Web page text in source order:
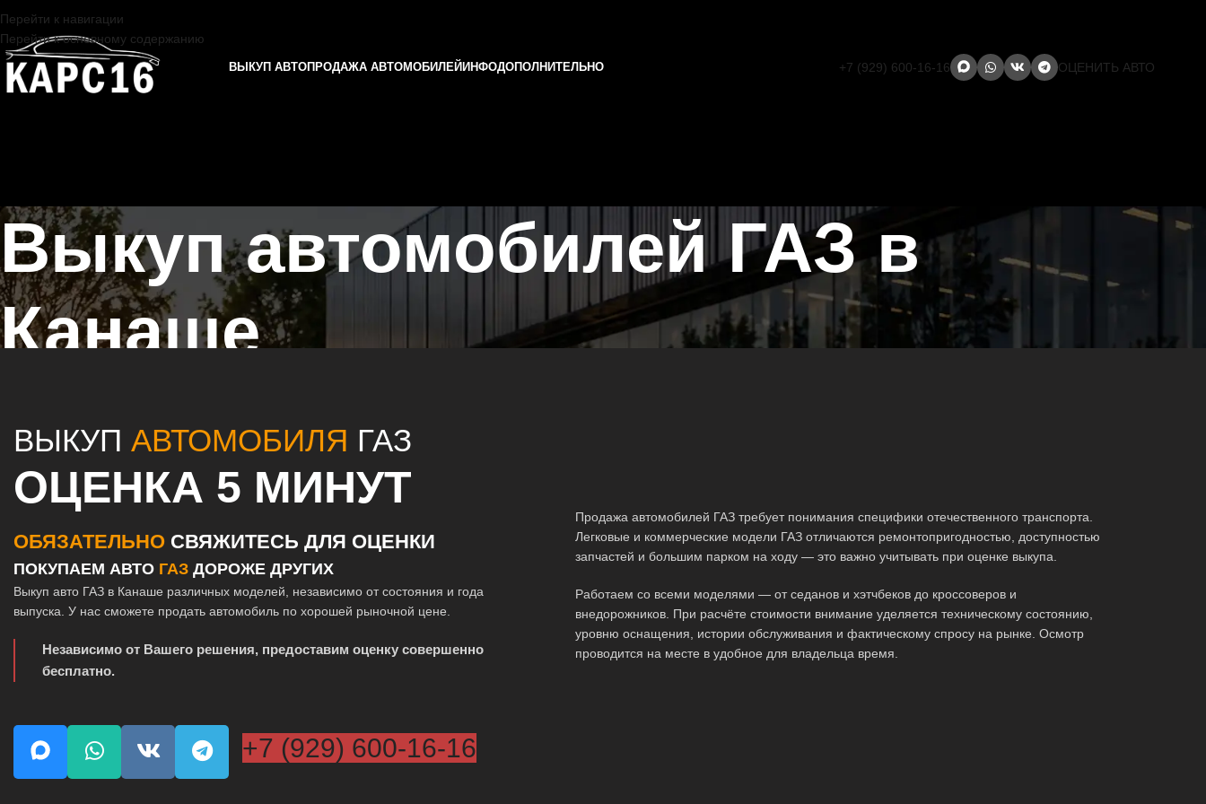
Перейти к навигации
Перейти к основному содержанию
ВЫКУП АВТОПРОДАЖА АВТОМОБИЛЕЙ ИНФОДОПОЛНИТЕЛЬНО +7 (929) 600-16-16 ОЦЕНИТЬ АВТО
Выкуп автомобилей ГАЗ в
Канаше
ВЫКУП АВТОМОБИЛЯ ГАЗ
ОЦЕНКА 5 МИНУТ
ОБЯЗАТЕЛЬНО СВЯЖИТЕСЬ ДЛЯ ОЦЕНКИ
ПОКУПАЕМ АВТО ГАЗ ДОРОЖЕ ДРУГИХ
Выкуп авто ГАЗ в Канаше различных моделей, независимо от состояния и года
выпуска. У нас сможете продать автомобиль по хорошей рыночной цене.
Независимо от Вашего решения, предоставим оценку совершенно
бесплатно.
+7 (929) 600-16-16
Продажа автомобилей ГАЗ требует понимания специфики отечественного транспорта.
Легковые и коммерческие модели ГАЗ отличаются ремонтопригодностью, доступностью
запчастей и большим парком на ходу — это важно учитывать при оценке выкупа.
Работаем со всеми моделями — от седанов и хэтчбеков до кроссоверов и
внедорожников. При расчёте стоимости внимание уделяется техническому состоянию,
уровню оснащения, истории обслуживания и фактическому спросу на рынке. Осмотр
проводится на месте в удобное для владельца время.